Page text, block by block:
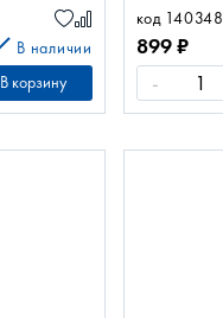
В наличии
В корзину
код
899₽
-